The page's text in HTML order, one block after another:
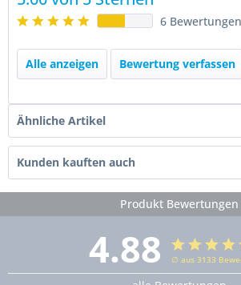
6 Bewertungen
Alle anzeigen Bewertung verfassen
Ähnliche Artikel
Kunden kauften auch
Produkt Bewertungen
4.88 ∅ aus 3133